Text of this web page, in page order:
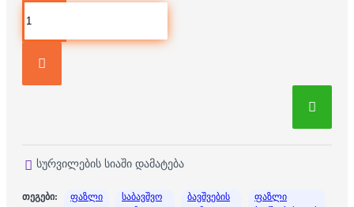
სურვილების სიაში დამატება
თეგები: ფაზლი
საბავშვო
ბავშვების
ფაზლი